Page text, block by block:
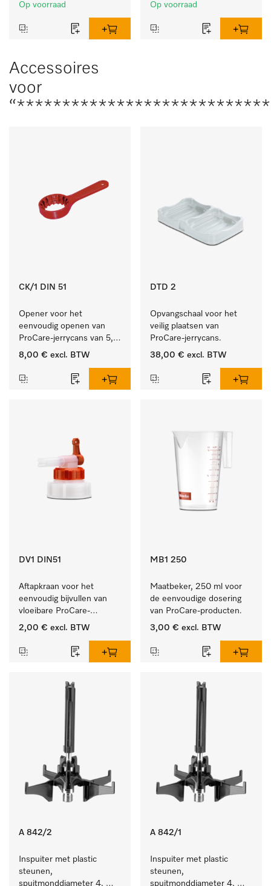
Op voorraad
Op voorraad
Accessoires
voor
CK/1 DIN 51
Opener voor het
eenvoudig openen van
ProCare-jerrycans van 5,
10 en 20 l.
8,00 € excl. BTW
DTD 2
Opvangschaal voor het
veilig plaatsen van
ProCare-jerrycans.
38,00 € excl. BTW
DV1 DIN51
Aftapkraan voor het
eenvoudig bijvullen van
vloeibare ProCare-
producten.
2,00 € excl. BTW
MB1 250
Maatbeker, 250 ml voor
de eenvoudige dosering
van ProCare-producten.
3,00 € excl. BTW
A 842/2
Inspuiter met plastic
steunen,
spuitmonddiameter 4,
A 842/1
Inspuiter met plastic
steunen,
spuitmonddiameter 4,